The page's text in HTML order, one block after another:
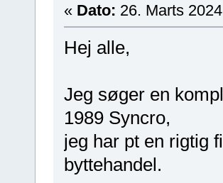
« Dato: 26. Marts
Hej alle,
Jeg søger en
1989 Syncro,
jeg har pt en rigtig
byttehandel.